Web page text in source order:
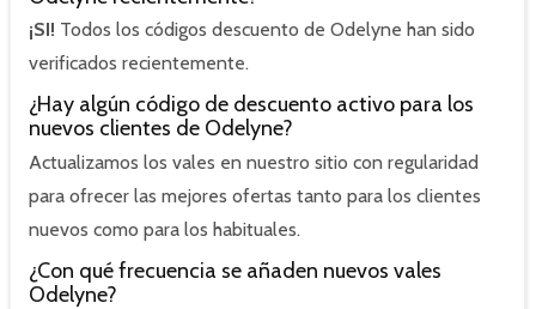
¡SI! Todos los códigos descuento de Odelyne han sido
verificados recientemente.
¿Hay algún código de descuento activo para los
nuevos clientes de Odelyne?
Actualizamos los vales en nuestro sitio con regularidad
para ofrecer las mejores ofertas tanto para los clientes
nuevos como para los habituales.
¿Con qué frecuencia se añaden nuevos vales
Odelyne?